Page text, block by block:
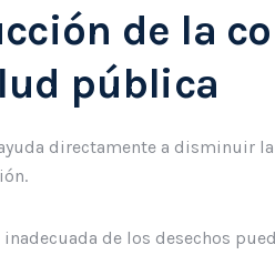
de la
pública
directamente a disminuir la
inadecuada de los desechos